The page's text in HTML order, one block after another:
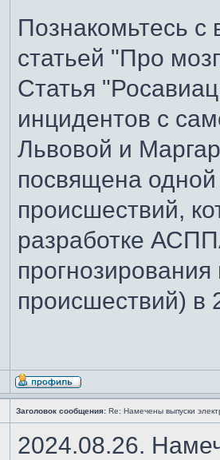
Познакомьтесь с
статьей "Про
Статья
инцидентов с
Львовой и
посвящена
происшествий,
разработке
происшествий) в
Заголовок сообщения: Re: Намечены выпуски
2024.08.26.